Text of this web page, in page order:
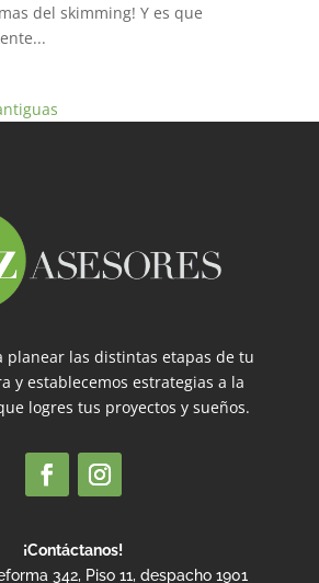
del skimming! Y es que
planear las distintas etapas de tu
y establecemos estrategias a la
logres tus proyectos y sueños.
¡Contáctanos!
342, Piso 11, despacho 1901